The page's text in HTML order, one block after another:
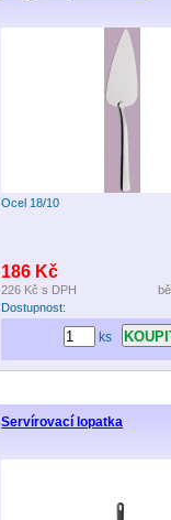
Ocel 18/10
186 Kč
226 Kč s DPH
Dostupnost:
ks
Servírovací lopatka